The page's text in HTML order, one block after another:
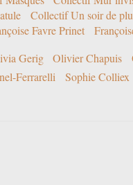
Collectif Un soir de
Favre Prinet
Gerig Olivier Chapuis
Ferrarelli
Sophie Colliex